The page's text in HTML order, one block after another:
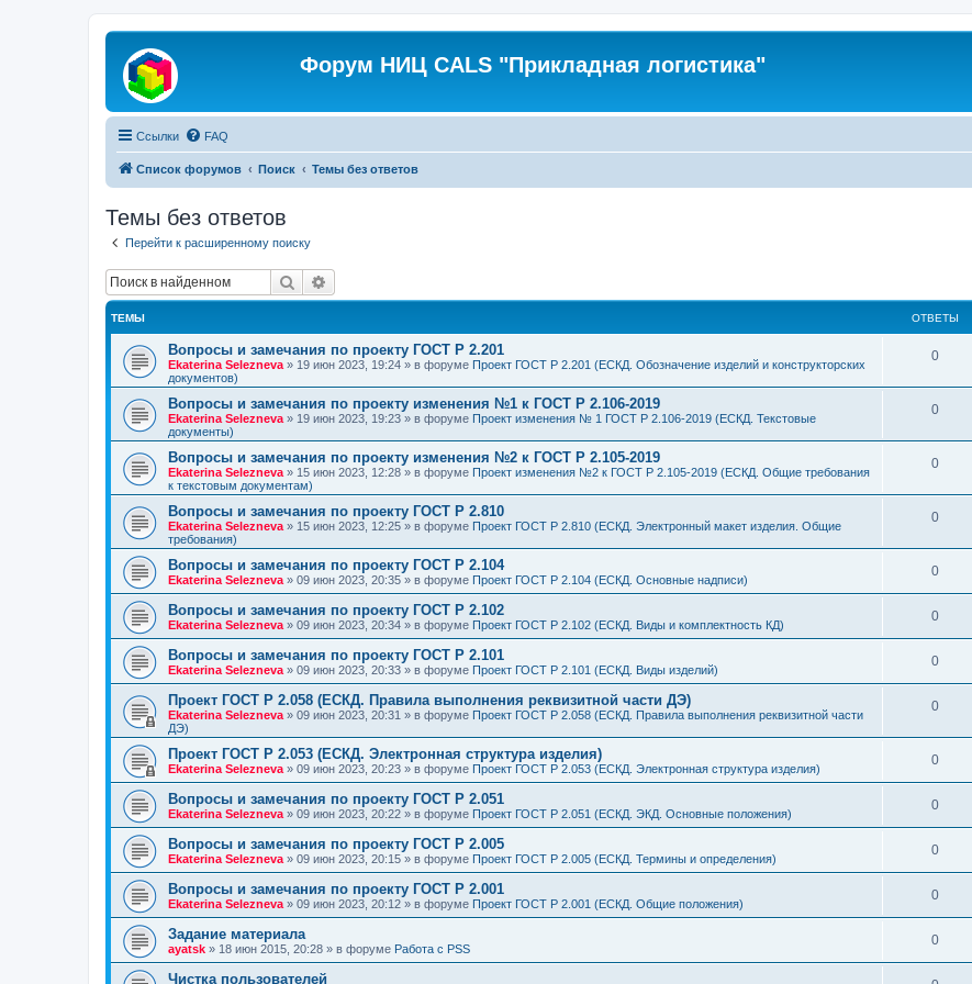
Форум НИЦ CALS "Прикладная логистика"
Ссылки FAQ
Список форумов Поиск Темы без ответов
Темы без ответов
Перейти к расширенному поиску
Поиск
ТЕМЫ ОТВЕТЫ
Вопросы и замечания по проекту ГОСТ Р 2.201
Ekaterina Selezneva » 19 июн 2023, 19:24 » в форуме Проект ГОСТ Р 2.201 (ЕСКД. Обозначение изделий и конструкторских
документов)
0
Вопросы и замечания по проекту изменения №1 к ГОСТ Р 2.106-2019
Ekaterina Selezneva » 19 июн 2023, 19:23 » в форуме Проект изменения № 1 ГОСТ Р 2.106-2019 (ЕСКД. Текстовые
документы)
0
Вопросы и замечания по проекту изменения №2 к ГОСТ Р 2.105-2019
Ekaterina Selezneva » 15 июн 2023, 12:28 » в форуме Проект изменения №2 к ГОСТ Р 2.105-2019 (ЕСКД. Общие требования
к текстовым документам)
0
Вопросы и замечания по проекту ГОСТ Р 2.810
Ekaterina Selezneva » 15 июн 2023, 12:25 » в форуме Проект ГОСТ Р 2.810 (ЕСКД. Электронный макет изделия. Общие
требования)
0
Вопросы и замечания по проекту ГОСТ Р 2.104
Ekaterina Selezneva » 09 июн 2023, 20:35 » в форуме Проект ГОСТ Р 2.104 (ЕСКД. Основные надписи)
0
Вопросы и замечания по проекту ГОСТ Р 2.102
Ekaterina Selezneva » 09 июн 2023, 20:34 » в форуме Проект ГОСТ Р 2.102 (ЕСКД. Виды и комплектность КД)
0
Вопросы и замечания по проекту ГОСТ Р 2.101
Ekaterina Selezneva » 09 июн 2023, 20:33 » в форуме Проект ГОСТ Р 2.101 (ЕСКД. Виды изделий)
0
Проект ГОСТ Р 2.058 (ЕСКД. Правила выполнения реквизитной части ДЭ)
Ekaterina Selezneva » 09 июн 2023, 20:31 » в форуме Проект ГОСТ Р 2.058 (ЕСКД. Правила выполнения реквизитной части
ДЭ)
0
Проект ГОСТ Р 2.053 (ЕСКД. Электронная структура изделия)
Ekaterina Selezneva » 09 июн 2023, 20:23 » в форуме Проект ГОСТ Р 2.053 (ЕСКД. Электронная структура изделия)
0
Вопросы и замечания по проекту ГОСТ Р 2.051
Ekaterina Selezneva » 09 июн 2023, 20:22 » в форуме Проект ГОСТ Р 2.051 (ЕСКД. ЭКД. Основные положения)
0
Вопросы и замечания по проекту ГОСТ Р 2.005
Ekaterina Selezneva » 09 июн 2023, 20:15 » в форуме Проект ГОСТ Р 2.005 (ЕСКД. Термины и определения)
0
Вопросы и замечания по проекту ГОСТ Р 2.001
Ekaterina Selezneva » 09 июн 2023, 20:12 » в форуме Проект ГОСТ Р 2.001 (ЕСКД. Общие положения)
0
Задание материала
ayatsk » 18 июн 2015, 20:28 » в форуме Работа с PSS
0
Чистка пользователей